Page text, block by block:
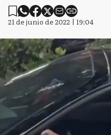
21 de junio de 2022 | 19:04